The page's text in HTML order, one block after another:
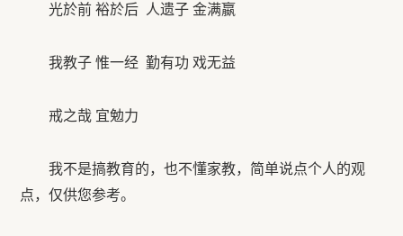
光於前 裕於后 人遗子 金满嬴
我教子 惟一经 勤有功 戏无益
戒之哉 宜勉力
我不是搞教育的，也不懂家教，简单说点个人的观
点，仅供您参考。